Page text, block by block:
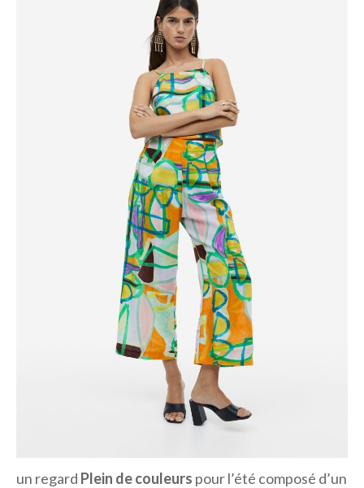
un regard Plein de couleurs pour l’été composé d’un